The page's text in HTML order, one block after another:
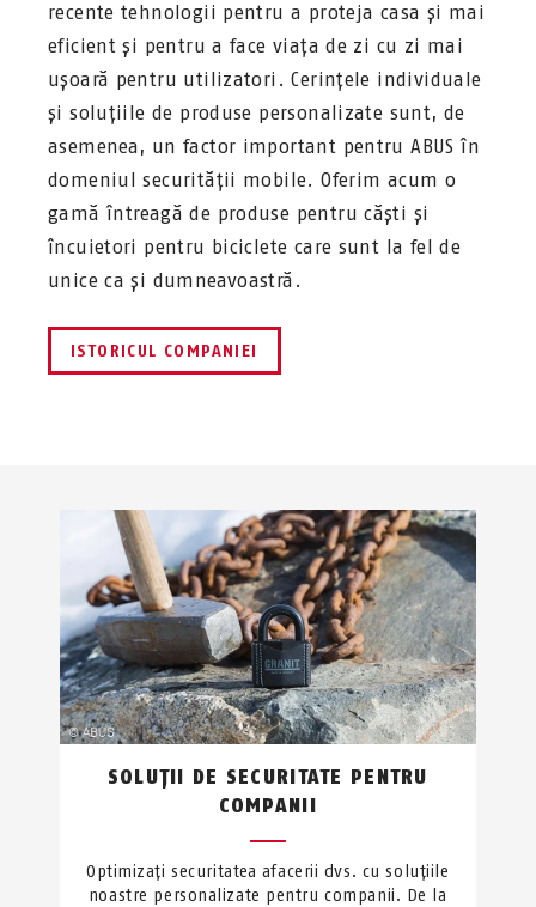
recente tehnologii pentru a proteja casa și mai
eficient și pentru a face viața de zi cu zi mai
ușoară pentru utilizatori. Cerințele individuale
și soluțiile de produse personalizate sunt, de
asemenea, un factor important pentru ABUS în
domeniul securității mobile. Oferim acum o
gamă întreagă de produse pentru căști și
încuietori pentru biciclete care sunt la fel de
unice ca și dumneavoastră.
ISTORICUL COMPANIEI
SOLUȚII DE SECURITATE PENTRU
COMPANII
Optimizați securitatea afacerii dvs. cu soluțiile
noastre personalizate pentru companii. De la